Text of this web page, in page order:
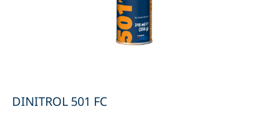
DINITROL 501 FC